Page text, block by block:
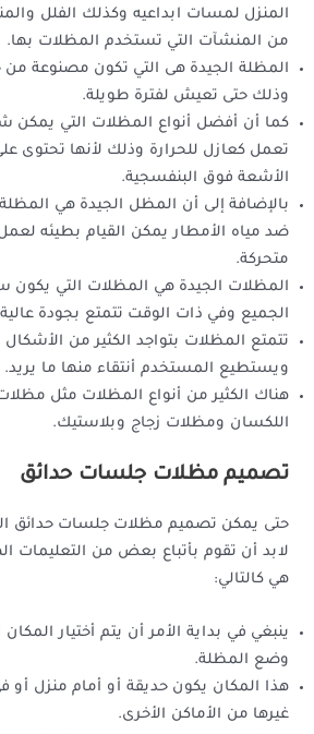
المنزل لمسات ابداعيه وكذلك الفلل
من المنشآت التي تستخدم المظلات بها.
المظلة الجيدة هى التي تكون مصنوعة من
وذلك حتى تعيش لفترة طويلة.
كما أن أفضل أنواع المظلات التي يمكن
تعمل كعازل للحرارة وذلك لأنها تحتوى
الأشعة فوق البنفسجية.
بالإضافة إلى أن المظل الجيدة هي
ضد مياه الأمطار يمكن القيام بطيئه
متحركة.
المظلات الجيدة هي المظلات التي يكون
الجميع وفي ذات الوقت تتمتع بجودة
تتمتع المظلات بتواجد الكثير من الأشكال
ويستطيع المستخدم أنتقاء منها ما يريد.
هناك الكثير من أنواع المظلات مثل
اللكسان ومظلات زجاج وبلاستيك.
تصميم مظلات جلسات حدائق
حتى يمكن تصميم مظلات جلسات حدائق
لابد أن تقوم بأتباع بعض من التعليمات
هي كالتالي:
ينبغي في بداية الأمر أن يتم أختيار
وضع المظلة.
هذا المكان يكون حديقة أو أمام منزل أو
غيرها من الأماكن الأخرى.